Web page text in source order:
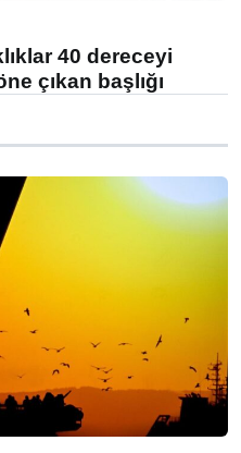
40 dereceyi
çıkan başlığı